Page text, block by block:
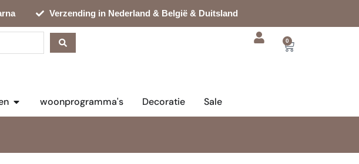
Verzending in Nederland & België & Duitsland
0
Cart
Open Kastenwoonprogramma's Decoratie Sale